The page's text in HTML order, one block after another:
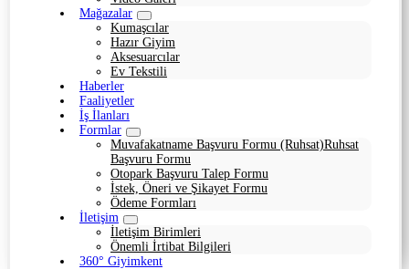
Mağazalar
Kumaşcılar
Hazır Giyim
Aksesuarcılar
Ev Tekstili
Haberler
Faaliyetler
İş İlanları
Formlar
Muvafakatname Başvuru Formu (Ruhsat)Ruhsat
Başvuru Formu
Otopark Başvuru Talep Formu
İstek, Öneri ve Şikayet Formu
Ödeme Formları
İletişim
İletişim Birimleri
Önemli İrtibat Bilgileri
360° Giyimkent